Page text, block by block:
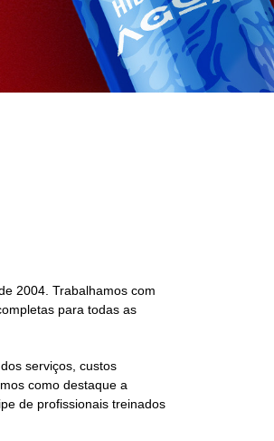
2004. Trabalhamos com
para todas as
serviços, custos
como destaque a
de profissionais treinados